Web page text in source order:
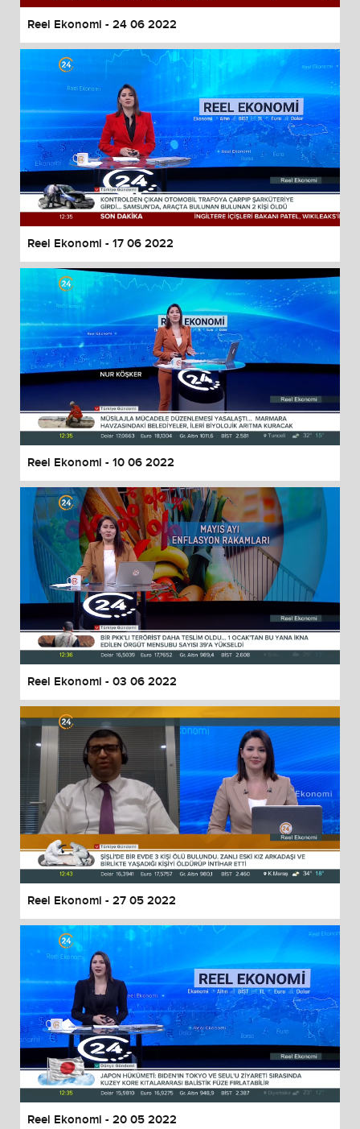
Reel Ekonomi - 24 06 2022
Reel Ekonomi - 17 06 2022
Reel Ekonomi - 10 06 2022
Reel Ekonomi - 03 06 2022
Reel Ekonomi - 27 05 2022
Reel Ekonomi - 20 05 2022